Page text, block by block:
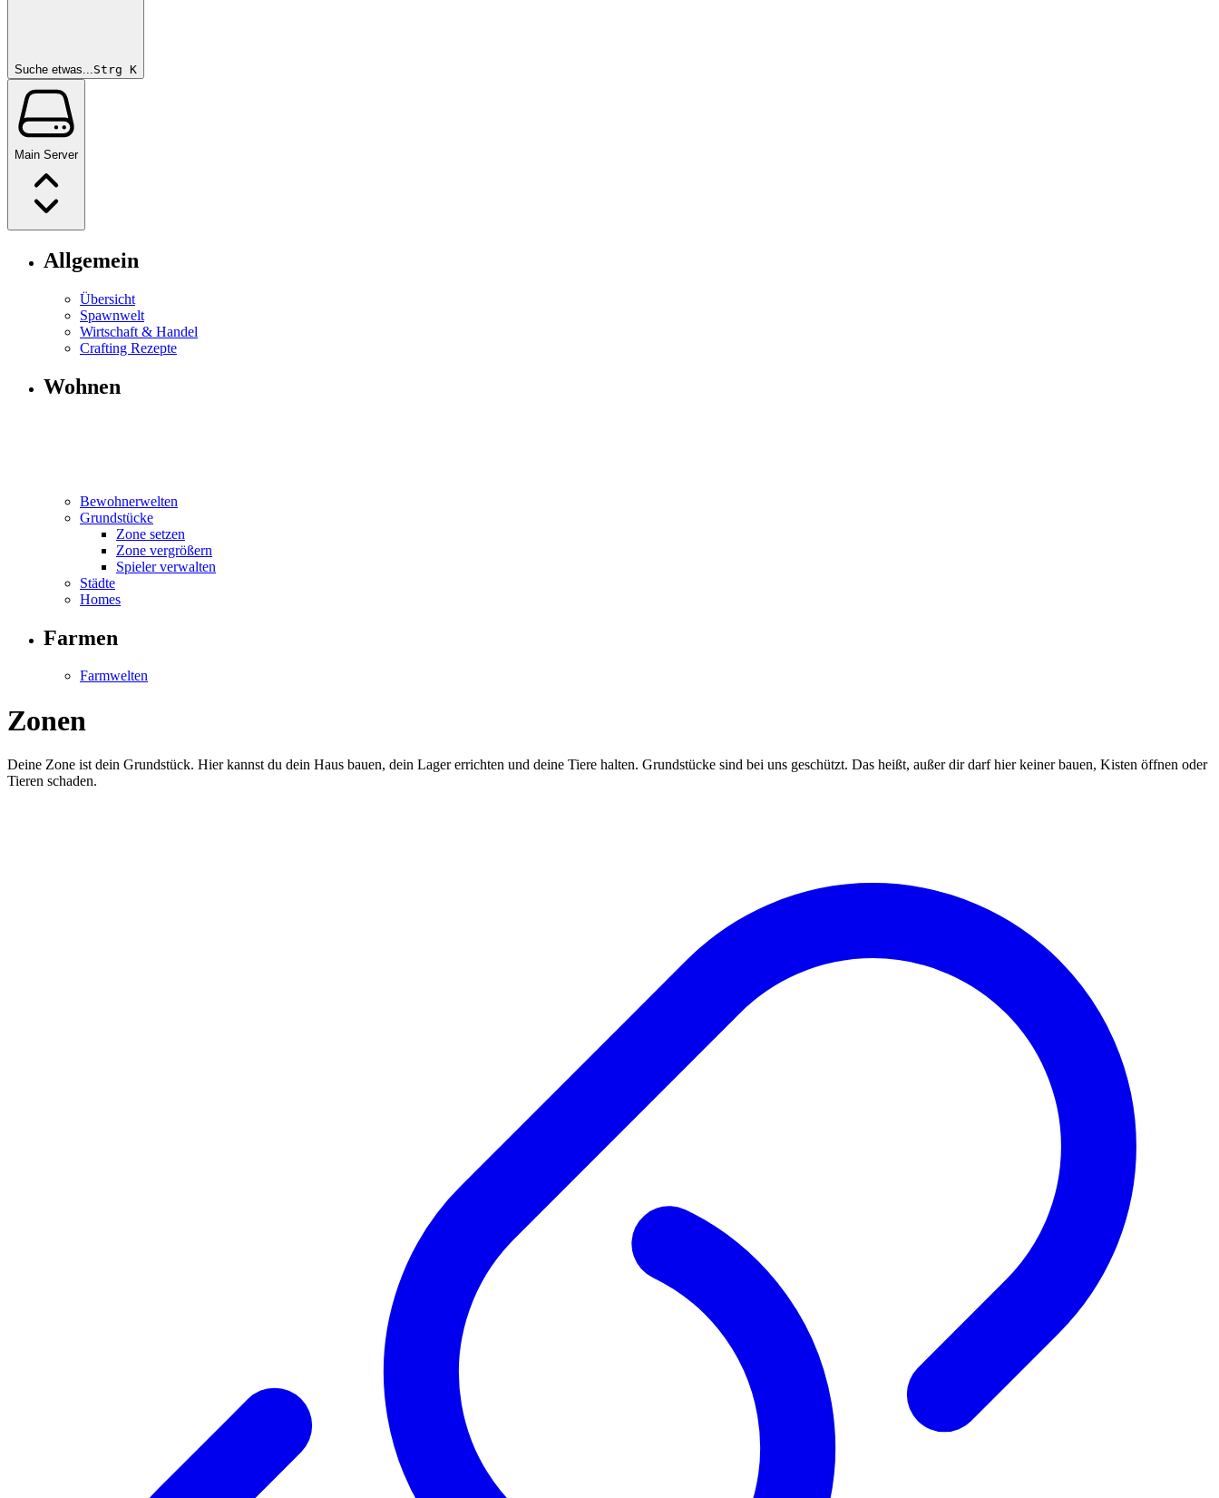
Suche etwas...Strg K
Main Server
Allgemein
Übersicht
Spawnwelt
Wirtschaft & Handel
Crafting Rezepte
Wohnen
Bewohnerwelten
Grundstücke
Zone setzen
Zone vergrößern
Spieler verwalten
Städte
Homes
Farmen
Farmwelten
Zonen
Deine Zone ist dein Grundstück. Hier kannst du dein Haus bauen, dein Lager errichten und deine Tiere halten. Grundstücke sind bei uns geschützt. Das heißt, außer dir darf hier keiner bauen, Kisten öffnen oder
Tieren schaden.